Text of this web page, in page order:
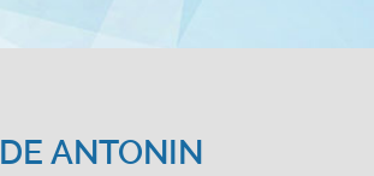
DE ANTONIN